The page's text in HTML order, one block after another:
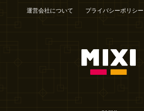
運営会社について プライバシーポリシー